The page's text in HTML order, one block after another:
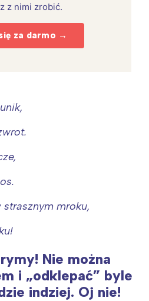
z nimi zrobić.
za darmo →
mroku,
Nie można
i „odklepać” byle
indziej. Oj nie!